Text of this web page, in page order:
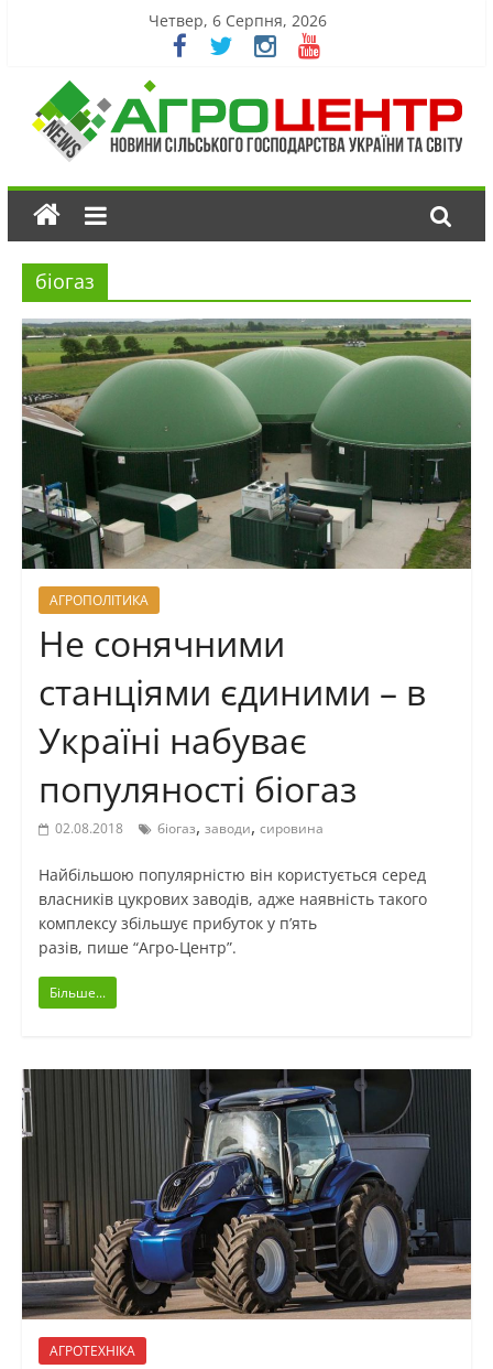
Четвер, 6 Серпня, 2026
біогаз
АГРОПОЛІТИКА
Не сонячними
станціями єдиними – в
Україні набуває
популяності біогаз
02.08.2018 біогаз, заводи, сировина
Найбільшою популярністю він користується серед
власників цукрових заводів, адже наявність такого
комплексу збільшує прибуток у п’ять
разів, пише “Агро-Центр”.
Більше...
АГРОТЕХНІКА